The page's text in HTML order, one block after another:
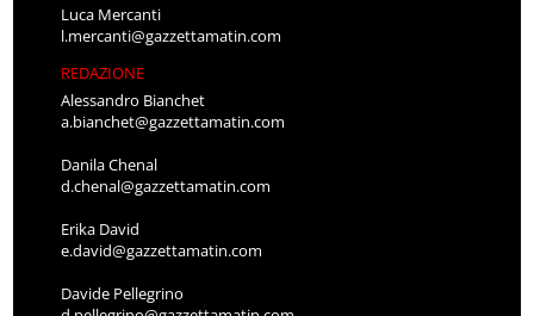
Luca Mercanti
l.mercanti@gazzettamatin.com
REDAZIONE
Alessandro Bianchet
a.bianchet@gazzettamatin.com
Danila Chenal
d.chenal@gazzettamatin.com
Erika David
e.david@gazzettamatin.com
Davide Pellegrino